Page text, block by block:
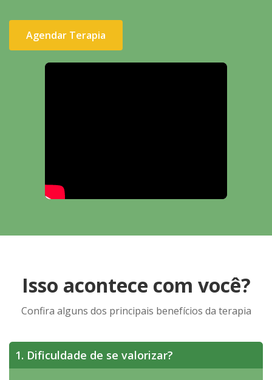
Agendar Terapia
Isso acontece com você?
Confira alguns dos principais benefícios da terapia
1. Dificuldade de se valorizar?